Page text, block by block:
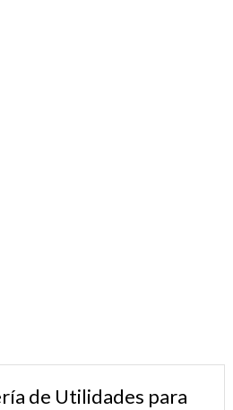
de Utilidades para